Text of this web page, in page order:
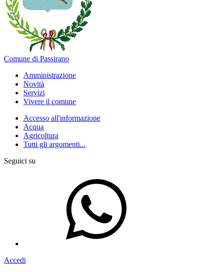
Comune di Passirano
Amministrazione
Novità
Servizi
Vivere il comune
Accesso all'informazione
Acqua
Agricoltura
Tutti gli argomenti...
Seguici su
Accedi